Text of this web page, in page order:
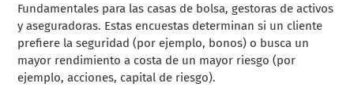
Fundamentales para las casas de bolsa, gestoras de activos
y aseguradoras. Estas encuestas determinan si un cliente
prefiere la seguridad (por ejemplo, bonos) o busca un
mayor rendimiento a costa de un mayor riesgo (por
ejemplo, acciones, capital de riesgo).